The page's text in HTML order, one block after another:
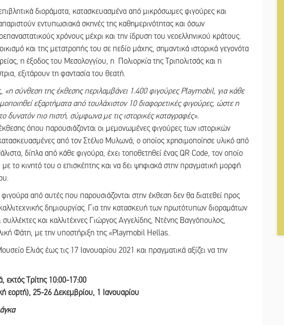
διοράματα, κατασκευασμένα από μικρόσωμες φιγούρες και
εντυπωσιακά σκηνές της καθημερινότητας και όσων
χρόνους μέχρι και την ίδρυση του νεοελληνικού κράτους.
και της μετατροπής του σε πεδίο μάχης, σημαντικά ιστορικά γεγονότα
η έξοδος του Μεσολογγίου, η Πολιορκία της Τριπολιτσάς και η
εξιτάρουν τη φαντασία του θεατή.
«η σύνθεση της έκθεσης περιλαμβάνει 1.400 φιγούρες Playmobil, για κάθε
εξαρτήματα από τουλάχιστον 10 διαφορετικές φιγούρες, ώστε η
δυνατόν πιο πιστή, σύμφωνα με τις ιστορικές καταγραφές».
όπου παρουσιάζονται οι μεμονωμένες φιγούρες των ιστορικών
από τον Στέλιο Μυλωνά, ο οποίος χρησιμοποίησε υλικό από
δίπλα από κάθε φιγούρα, έχει τοποθετηθεί ένας QR Code, τον οποίο
με το κινητό του ο επισκέπτης και να δει ψηφιακά στην πραγματική μορφή
από αυτές που παρουσιάζονται στην έκθεση δεν θα διατεθεί προς
δημιουργίας. Για την κατασκευή των πρωτότυπων διοραμάτων
συλλέκτες και καλλιτέχνες Γιώργος Αγγελίδης, Ντένης Βαγγόπουλος,
Φάτη, με την υποστήριξη της «Playmobil Hellas.
Ελιάς έως τις 17 Ιανουαρίου 2021 και πραγματικά αξίζει να την
εκτός Τρίτης 10:00-17:00
εορτή), 25-26 Δεκεμβρίου, 1 Ιανουαρίου